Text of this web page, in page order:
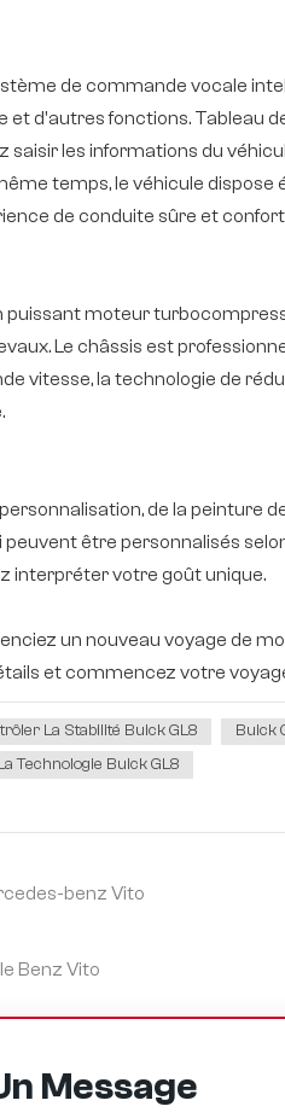
de commande vocale
d'autres fonctions. Tableau
saisir les informations du
temps, le véhicule dispose
de conduite sûre et
puissant moteur
Le châssis est
vitesse, la technologie de
de la peinture
être personnalisés
interpréter votre goût unique.
un nouveau voyage de
et commencez votre
La Stabilité Buick GL8
Buick
Technologie Buick GL8
benz Vito
Benz Vito
Message